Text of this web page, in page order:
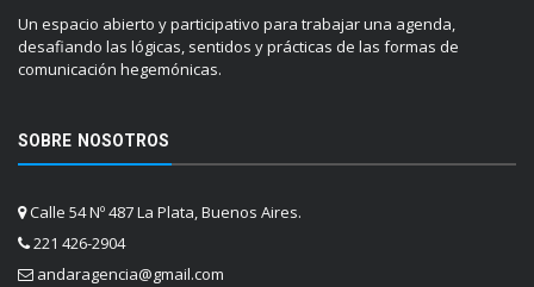
Un espacio abierto y participativo para trabajar una agenda,
desafiando las lógicas, sentidos y prácticas de las formas de
comunicación hegemónicas.
SOBRE NOSOTROS
Calle 54 Nº 487 La Plata, Buenos Aires.
221 426-2904
andaragencia@gmail.com